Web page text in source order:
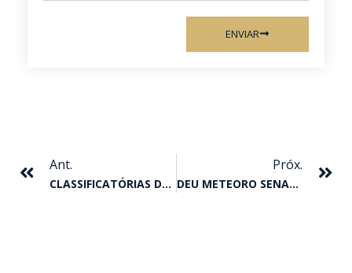
ENVIAR
Ant.
CLASSIFICATÓRIAS DO GP SOROCABA FUTURITY
Próx.
DEU METEORO SENATOR HF NO GP AMERICA FUTURITY